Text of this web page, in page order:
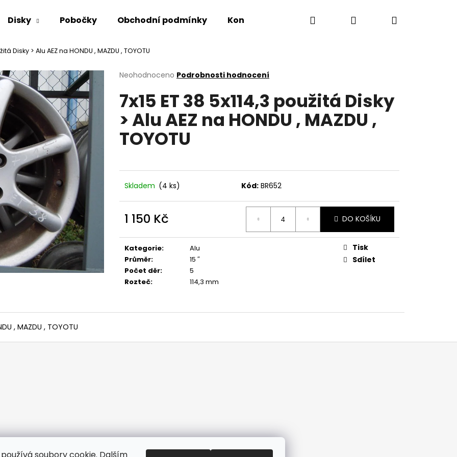
Disky Pobočky Obchodní podmínky Kontakty Hledat PřihlášeníNákupní
Disky > Alu AEZ na HONDU , MAZDU , TOYOTU
Průměrné
produktu
je
z
5
hvězdiček.
Neohodnoceno Podrobnosti hodnocení
7x15 ET 38 5x114,3 použitá Disky
> Alu AEZ na HONDU , MAZDU ,
TOYOTU
Skladem (4 ks) Kód: BR652
1 150 Kč
cena:
DO KOŠÍKU
Kategorie:
Alu
Průměr:
15 ″
Počet děr:
5
Rozteč: 114,3 mm
Tisk
Sdílet
, MAZDU , TOYOTU
Co potřebujete najít?
HLEDAT
Doporučujeme